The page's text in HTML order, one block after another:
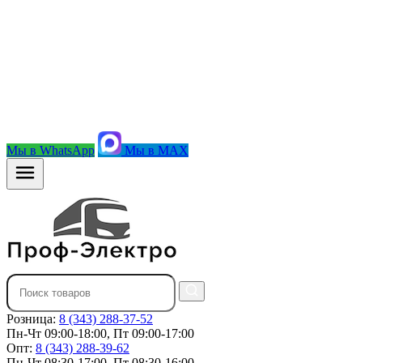
Мы в WhatsApp Мы в MAX
Розница: 8 (343) 288-37-52
Пн-Чт 09:00-18:00, Пт 09:00-17:00
Опт: 8 (343) 288-39-62